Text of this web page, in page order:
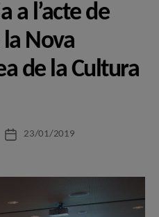
a l’acte de
Nova
de la Cultura
Data23/01/2019